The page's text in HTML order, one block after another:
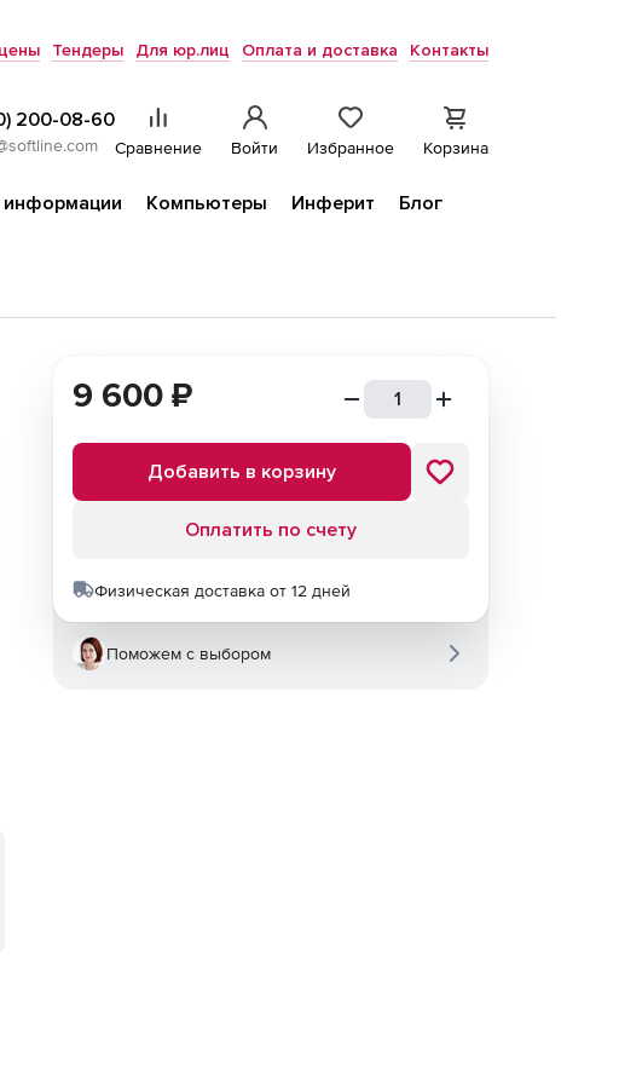
Тендеры Для юр.лиц Оплата и доставка Контакты
200-08-60
Сравнение Войти Избранное Корзина
Компьютеры Инферит
Блог
9 600 ₽
Добавить в корзину
Оплатить по счету
Физическая доставка от 12 дней
Поможем с выбором